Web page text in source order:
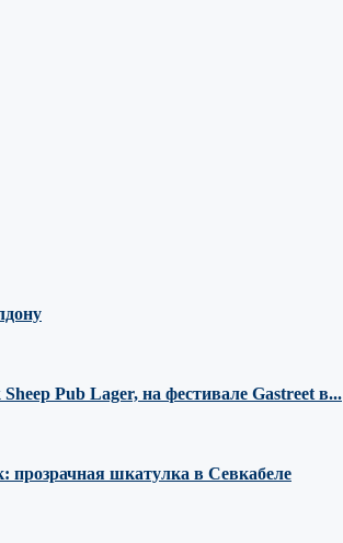
Pub Lager, на фестивале Gastreet в...
прозрачная шкатулка в Севкабеле